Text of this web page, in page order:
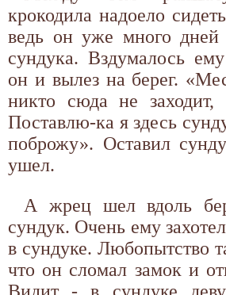
крокодила надоело
ведь он уже много дней
сундука. Вздумалось
он и вылез на берег.
никто сюда не
Поставлю-ка я здесь
поброжу». Оставил
ушел.
А жрец шел вдоль
сундук. Очень ему
в сундуке. Любопытство
что он сломал замок и
Видит - в сундуке